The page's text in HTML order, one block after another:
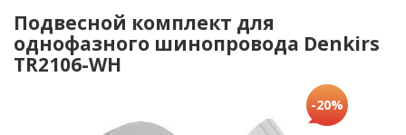
Подвесной комплект для
однофазного шинопровода Denkirs
TR2106-WH
-20%